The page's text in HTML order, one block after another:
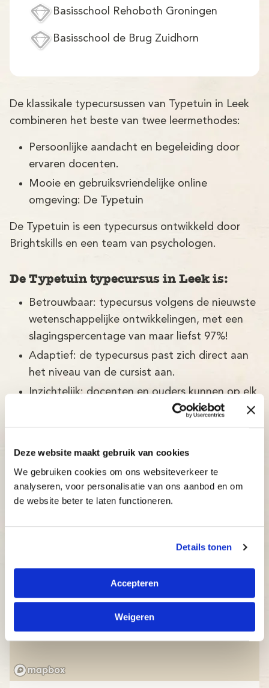
Deze website maakt gebruik van cookies
We gebruiken cookies om ons websiteverkeer te
analyseren, voor personalisatie van ons aanbod en om
de website beter te laten functioneren.
Details tonen
Accepteren
Weigeren
Basisschool Rehoboth Groningen
Basisschool de Brug Zuidhorn
De klassikale typecursussen van Typetuin in Leek
combineren het beste van twee leermethodes:
Persoonlijke aandacht en begeleiding door
ervaren docenten.
Mooie en gebruiksvriendelijke online
omgeving: De Typetuin
De Typetuin is een typecursus ontwikkeld door
Brightskills en een team van psychologen.
De Typetuin typecursus in Leek is:
Betrouwbaar: typecursus volgens de nieuwste
wetenschappelijke ontwikkelingen, met een
slagingspercentage van maar liefst 97%!
Adaptief: de typecursus past zich direct aan
het niveau van de cursist aan.
Inzichtelijk: docenten en ouders kunnen op elk
Betaalbaar: bekijk onze aantrekkelijke prijzen.